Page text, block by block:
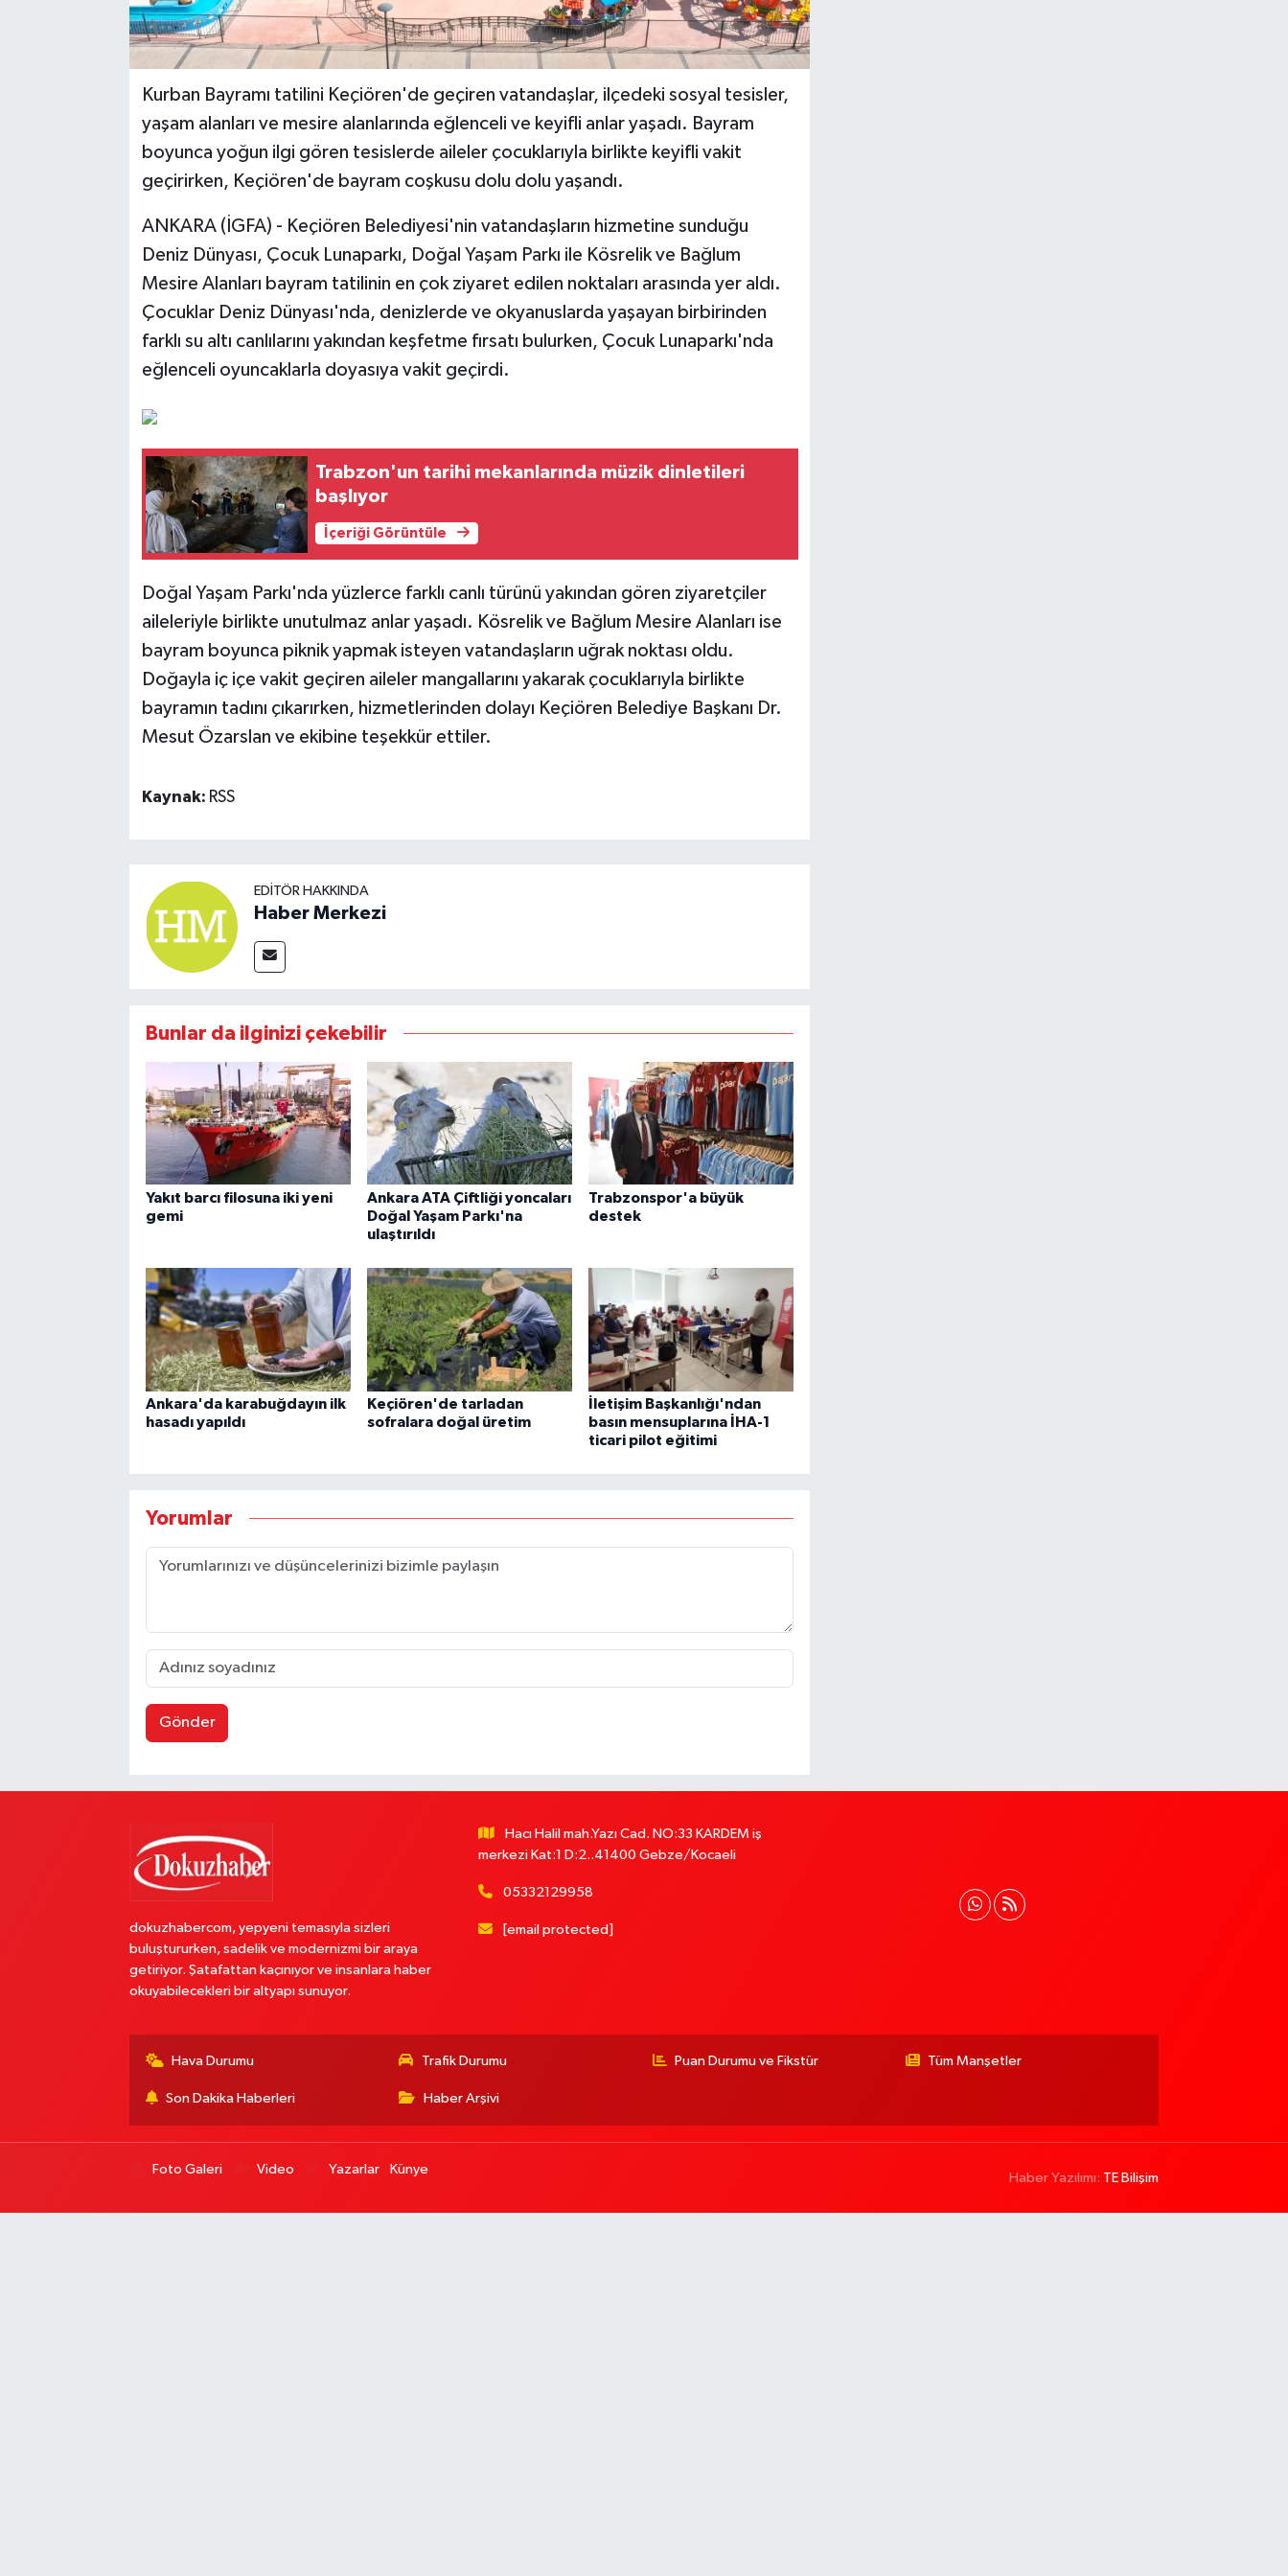
Kurban Bayramı tatilini Keçiören'de geçiren vatandaşlar, ilçedeki sosyal tesisler,
yaşam alanları ve mesire alanlarında eğlenceli ve keyifli anlar yaşadı. Bayram
boyunca yoğun ilgi gören tesislerde aileler çocuklarıyla birlikte keyifli vakit
geçirirken, Keçiören'de bayram coşkusu dolu dolu yaşandı.
ANKARA (İGFA) - Keçiören Belediyesi'nin vatandaşların hizmetine sunduğu
Deniz Dünyası, Çocuk Lunaparkı, Doğal Yaşam Parkı ile Kösrelik ve Bağlum
Mesire Alanları bayram tatilinin en çok ziyaret edilen noktaları arasında yer aldı.
Çocuklar Deniz Dünyası'nda, denizlerde ve okyanuslarda yaşayan birbirinden
farklı su altı canlılarını yakından keşfetme fırsatı bulurken, Çocuk Lunaparkı'nda
eğlenceli oyuncaklarla doyasıya vakit geçirdi.
Trabzon'un tarihi mekanlarında müzik dinletileri
başlıyor
İçeriği Görüntüle
Doğal Yaşam Parkı'nda yüzlerce farklı canlı türünü yakından gören ziyaretçiler
aileleriyle birlikte unutulmaz anlar yaşadı. Kösrelik ve Bağlum Mesire Alanları ise
bayram boyunca piknik yapmak isteyen vatandaşların uğrak noktası oldu.
Doğayla iç içe vakit geçiren aileler mangallarını yakarak çocuklarıyla birlikte
bayramın tadını çıkarırken, hizmetlerinden dolayı Keçiören Belediye Başkanı Dr.
Mesut Özarslan ve ekibine teşekkür ettiler.
Kaynak: RSS
EDITÖR HAKKINDA
Haber Merkezi
Bunlar da ilginizi çekebilir
Yakıt barcı filosuna iki yeni
gemi
Ankara ATA Çiftliği yoncaları
Doğal Yaşam Parkı'na
ulaştırıldı
Trabzonspor'a büyük
destek
Ankara'da karabuğdayın ilk
hasadı yapıldı
Keçiören'de tarladan
sofralara doğal üretim
İletişim Başkanlığı'ndan
basın mensuplarına İHA-1
ticari pilot eğitimi
Yorumlar
Gönder
dokuzhabercom, yepyeni temasıyla sizleri
buluştururken, sadelik ve modernizmi bir araya
getiriyor. Şatafattan kaçınıyor ve insanlara haber
okuyabilecekleri bir altyapı sunuyor.
Hacı Halil mah.Yazı Cad. NO:33 KARDEM iş
merkezi Kat:1 D:2..41400 Gebze/Kocaeli
05332129958
[email protected]
Hava Durumu Trafik Durumu Puan Durumu ve Fikstür Tüm Manşetler
Son Dakika Haberleri Haber Arşivi
Foto Galeri Video Yazarlar Künye
Haber Yazılımı: TE Bilişim